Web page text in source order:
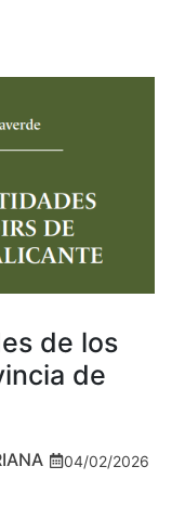
de los
de
04/02/2026